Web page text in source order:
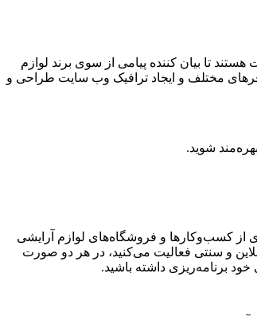
تا بیان کننده پیامی‌ از سوی برند لوازم
آفر‌های مختلف و ایجاد ترافیک وب سایت طراحی و
شوید.
از کسب‌و‌کار‌ها و فروشگاه‌های لوازم آرایشی
و سنتی فعالیت می‌کنید، در هر دو صورت
برنامه‌ریزی داشته باشید.